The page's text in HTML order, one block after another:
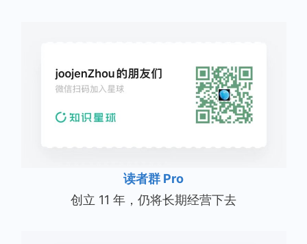
读者群 Pro
创立 11 年，仍将长期经营下去